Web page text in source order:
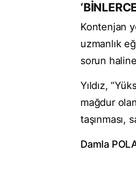
Kontenjan
uzmanlık
sorun
Yıldız,
mağdur
taşınması,
Damla